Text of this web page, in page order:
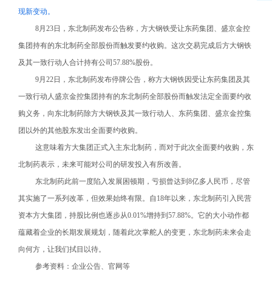
现新变动。
8月23日，东北制药发布公告称，方大钢铁受让东药集团、盛京金控
集团持有的东北制药全部股份而触发要约收购。这次交易完成后方大钢铁
及其一致行动人合计持有公司57.88%股份。
9月22日，东北制药发布停牌公告，称方大钢铁因受让东药集团及其
一致行动人盛京金控集团持有的东北制药全部股份而触发法定全面要约收
购义务，向东北制药除方大钢铁及其一致行动人、东药集团、盛京金控集
团以外的其他股东发出全面要约收购。
这意味着方大集团正式入主东北制药，而对于此次全面要约收购，东
北制药表示，未来可能对公司的研发投入有所改善。
东北制药此前一度陷入发展困顿期，亏损曾达到8亿多人民币，尽管
其实施了一系列改革，但效果始终有限。自18年以来，东北制药引入民营
资本方大集团，持股比例也逐步从0.01%增持到57.88%。它的大小动作都
蕴藏着企业的长期发展规划，随着此次掌舵人的变更，东北制药未来会走
向何方，让我们拭目以待。
参考资料：企业公告、官网等